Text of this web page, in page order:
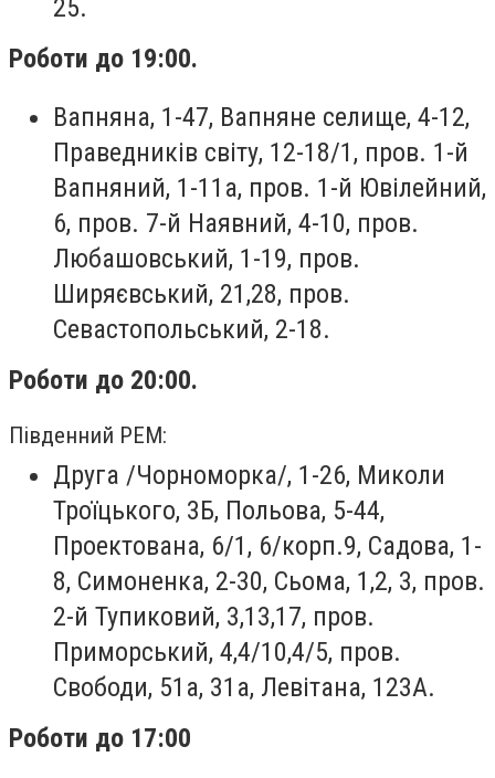
25.
Роботи до 19:00.
Вапняна, 1-47, Вапняне селище, 4-12,
Праведників світу, 12-18/1, пров. 1-й
Вапняний, 1-11а, пров. 1-й Ювілейний,
6, пров. 7-й Наявний, 4-10, пров.
Любашовський, 1-19, пров.
Ширяєвський, 21,28, пров.
Севастопольський, 2-18.
Роботи до 20:00.
Південний РЕМ:
Друга /Чорноморка/, 1-26, Миколи
Троїцького, 3Б, Польова, 5-44,
Проектована, 6/1, 6/корп.9, Садова, 1-
8, Симоненка, 2-30, Сьома, 1,2, 3, пров.
2-й Тупиковий, 3,13,17, пров.
Приморський, 4,4/10,4/5, пров.
Свободи, 51а, 31а, Левітана, 123А.
Роботи до 17:00